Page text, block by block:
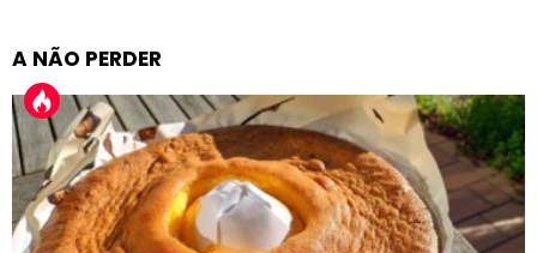
A NÃO PERDER